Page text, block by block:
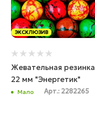
ЭКСКЛЮЗИВ
Жевательная резинка
22 мм "Энергетик"
Мало Арт.: 2282265